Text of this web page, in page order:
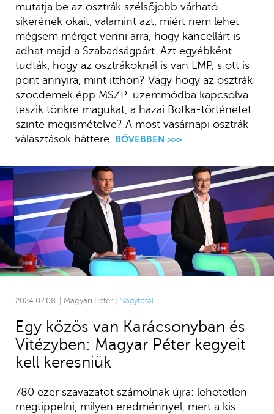
mutatja be az osztrák szélsőjobb várható
sikerének okait, valamint azt, miért nem lehet
mégsem mérget venni arra, hogy kancellárt is
adhat majd a Szabadságpárt. Azt egyébként
tudták, hogy az osztrákoknál is van LMP, s ott is
pont annyira, mint itthon? Vagy hogy az osztrák
szocdemek épp MSZP-üzemmódba kapcsolva
teszik tönkre magukat, a hazai Botka-történetet
szinte megismételve? A most vasárnapi osztrák
választások háttere. BŐVEBBEN >>>
2024.07.08. | Magyari Péter | Nagytotál
Egy közös van Karácsonyban és
Vitézyben: Magyar Péter kegyeit
kell keresniük
780 ezer szavazatot számolnak újra: lehetetlen
megtippelni, milyen eredménnyel, mert a kis